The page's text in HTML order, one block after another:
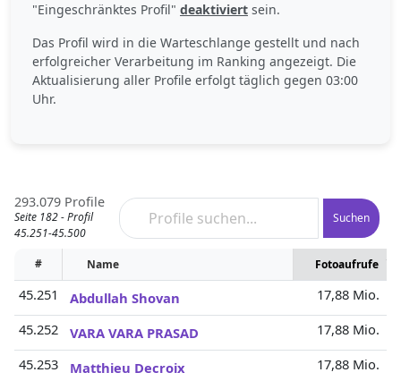
"Eingeschränktes Profil" deaktiviert sein.
Das Profil wird in die Warteschlange gestellt und nach
erfolgreicher Verarbeitung im Ranking angezeigt. Die
Aktualisierung aller Profile erfolgt täglich gegen 03:00
Uhr.
293.079 Profile
Seite 182 - Profil
45.251-45.500
Suchen
# Name Fotoaufrufe
45.251 Abdullah Shovan
17,88 Mio.
45.252
VARA VARA PRASAD
17,88 Mio.
45.253
Matthieu Decroix
17,88 Mio.